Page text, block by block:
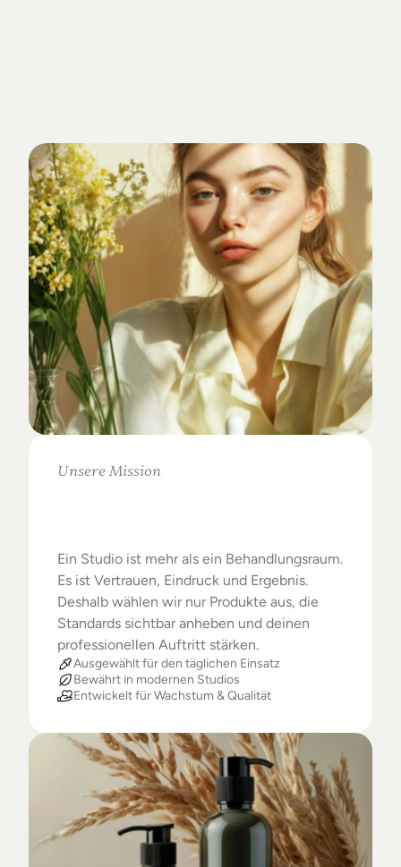
Studio-Alltag.
Unsere Mission
Ein Studio ist mehr als ein Behandlungsraum.
Es ist Vertrauen, Eindruck und Ergebnis.
Deshalb wählen wir nur Produkte aus, die
Standards sichtbar anheben und deinen
professionellen Auftritt stärken.
Ausgewählt für den täglichen Einsatz
Bewährt in modernen Studios
Entwickelt für Wachstum & Qualität